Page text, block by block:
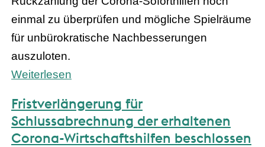
einmal zu überprüfen und mögliche Spielräume
für unbürokratische Nachbesserungen
auszuloten.
Weiterlesen
Fristverlängerung für
Schlussabrechnung der erhaltenen
Corona-Wirtschaftshilfen beschlossen